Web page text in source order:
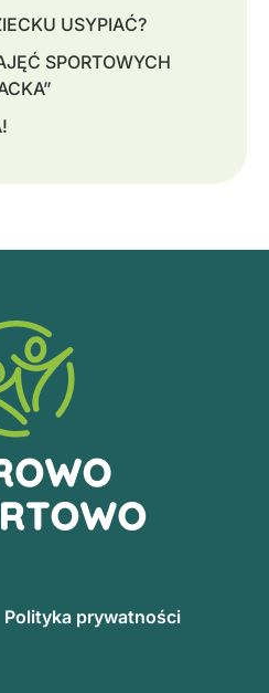
USYPIAĆ?
SPORTOWYCH
Polityka prywatności